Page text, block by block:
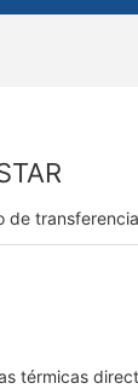
de